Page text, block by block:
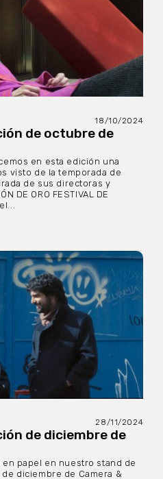
18/10/2024
de octubre de
en esta edición una
visto de la temporada de
de sus directoras y
DE ORO FESTIVAL DE
28/11/2024
de diciembre de
papel en nuestro stand de
diciembre de Camera &